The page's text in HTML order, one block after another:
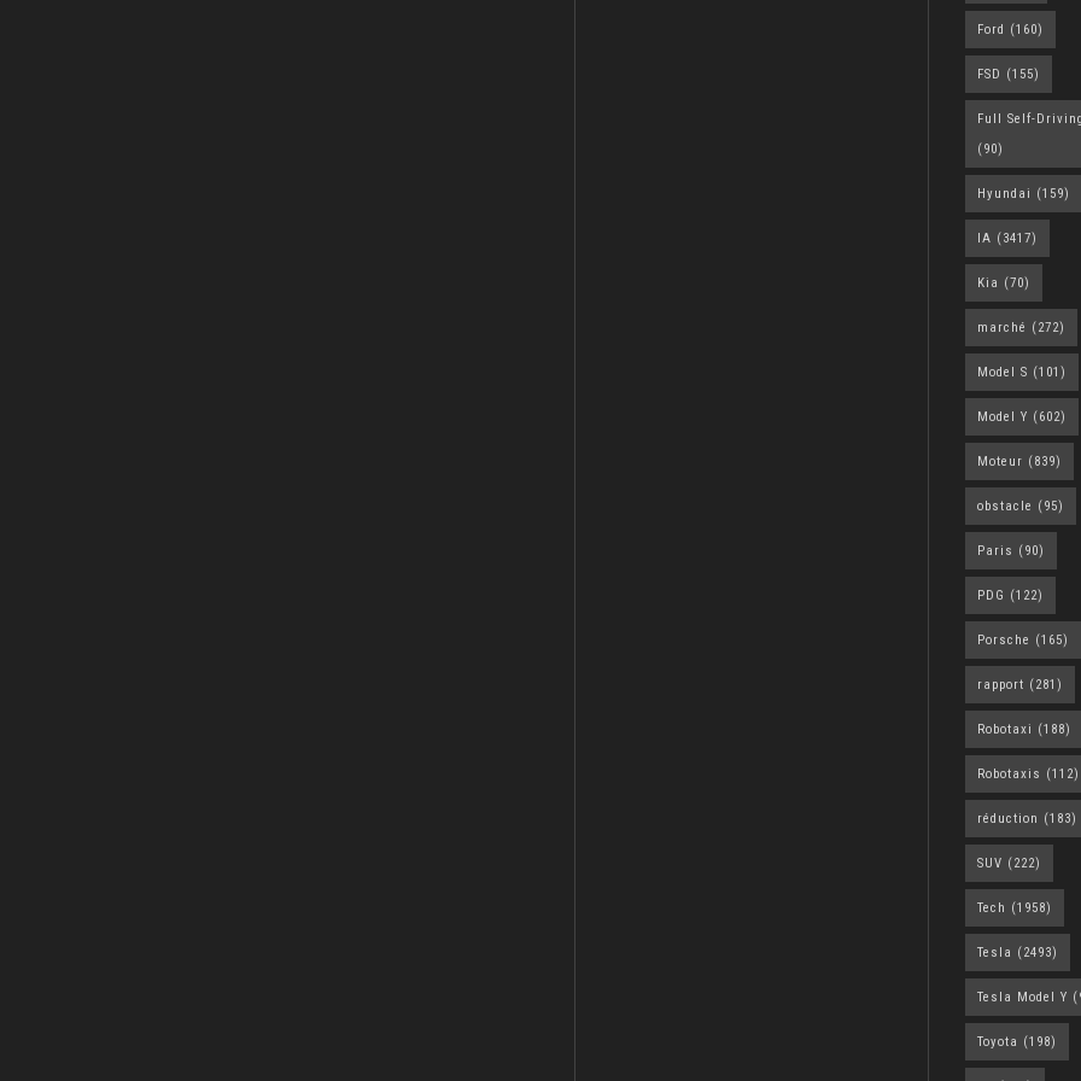
Ford (160)
FSD (155)
Full Self-
(90)
Hyundai (159)
IA (3417)
Kia (70)
marché (272)
Model S (101)
Model Y (602)
Moteur (839)
obstacle (95)
Paris (90)
PDG (122)
Porsche (165)
rapport (281)
Robotaxi (188)
Robotaxis (112)
réduction (183)
SUV (222)
Tech (1958)
Tesla (2493)
Tesla Model Y
Toyota (198)